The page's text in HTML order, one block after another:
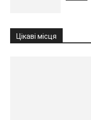
Цікаві місця